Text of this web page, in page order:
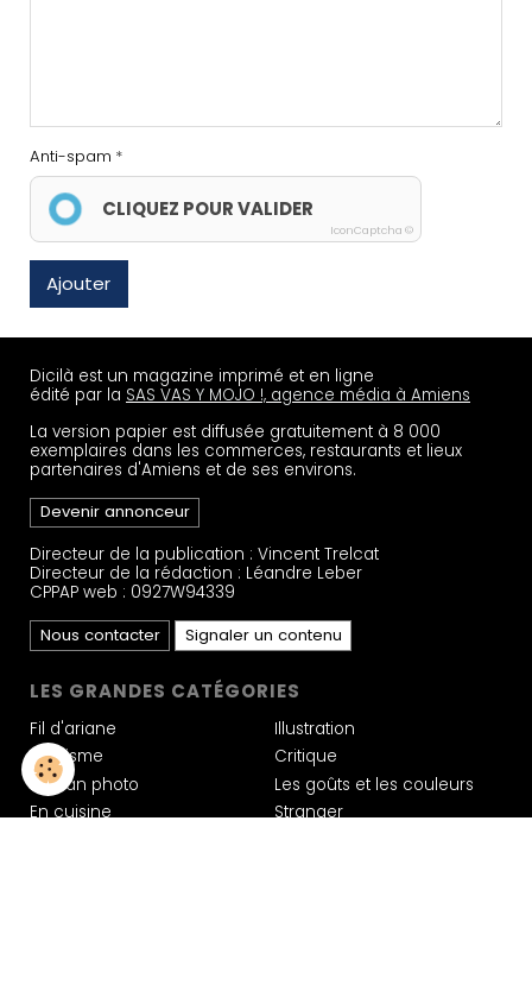
Anti-spam
CLIQUEZ POUR VALIDER
IconCaptcha ©
Ajouter
Dicilà est un magazine imprimé et en ligne
édité par la SAS VAS Y MOJO !, agence média à Amiens
La version papier est diffusée gratuitement à 8 000
exemplaires dans les commerces, restaurants et lieux
partenaires d'Amiens et de ses environs.
Devenir annonceur
Directeur de la publication : Vincent Trelcat
Directeur de la rédaction : Léandre Leber
CPPAP web : 0927W94339
Nous contacter
Signaler un contenu
LES GRANDES CATÉGORIES
Fil d'ariane
Tourisme
Roman photo
En cuisine
Illustration
Critique
Les goûts et les couleurs
Stranger